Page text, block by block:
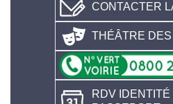
CONTACTER
THÉÂTRE
RDV IDENTITÉ